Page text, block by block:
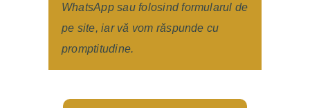
WhatsApp sau folosind formularul de
pe site, iar vă vom răspunde cu
promptitudine.